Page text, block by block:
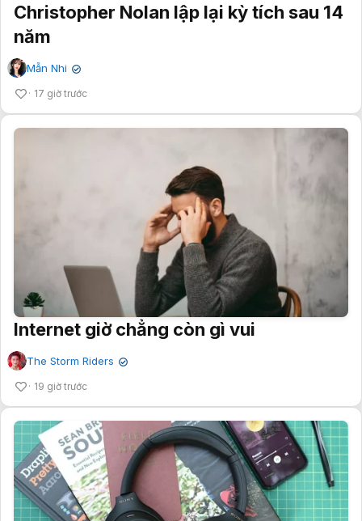
Christopher Nolan lập lại kỳ tích sau 14
năm
Mẫn Nhi ✔
17 giờ trước
Internet giờ chẳng còn gì vui
The Storm Riders ✔
19 giờ trước